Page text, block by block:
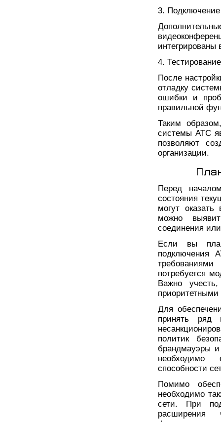
3.
4.
После
отладку
ошибки и
правильной
Таким
системы АТС
позволяют
организации.
Перед
состояния
могут
можно
соединения
Если вы
подключения
потребуется
Важно
Для
принять ряд
политик
брандмауэры и
необходимо
способности
Помимо
необходимо
сети. При
расширения